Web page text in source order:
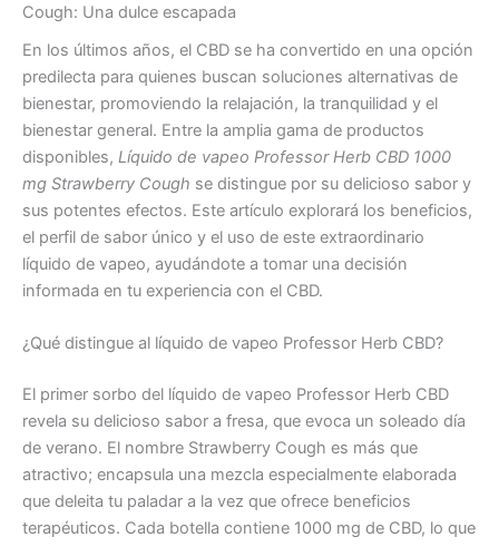
Cough: Una dulce escapada
En los últimos años, el CBD se ha convertido en una opción
predilecta para quienes buscan soluciones alternativas de
bienestar, promoviendo la relajación, la tranquilidad y el
bienestar general. Entre la amplia gama de productos
disponibles, Líquido de vapeo Professor Herb CBD 1000
mg Strawberry Cough se distingue por su delicioso sabor y
sus potentes efectos. Este artículo explorará los beneficios,
el perfil de sabor único y el uso de este extraordinario
líquido de vapeo, ayudándote a tomar una decisión
informada en tu experiencia con el CBD.
¿Qué distingue al líquido de vapeo Professor Herb CBD?
El primer sorbo del líquido de vapeo Professor Herb CBD
revela su delicioso sabor a fresa, que evoca un soleado día
de verano. El nombre Strawberry Cough es más que
atractivo; encapsula una mezcla especialmente elaborada
que deleita tu paladar a la vez que ofrece beneficios
terapéuticos. Cada botella contiene 1000 mg de CBD, lo que